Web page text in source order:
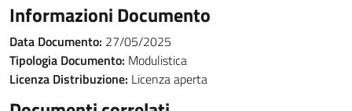
Informazioni Documento
Data Documento: 27/05/2025
Tipologia Documento: Modulistica
Licenza Distribuzione: Licenza aperta